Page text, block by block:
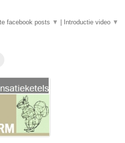
facebook posts ▼ Introductie video ▼